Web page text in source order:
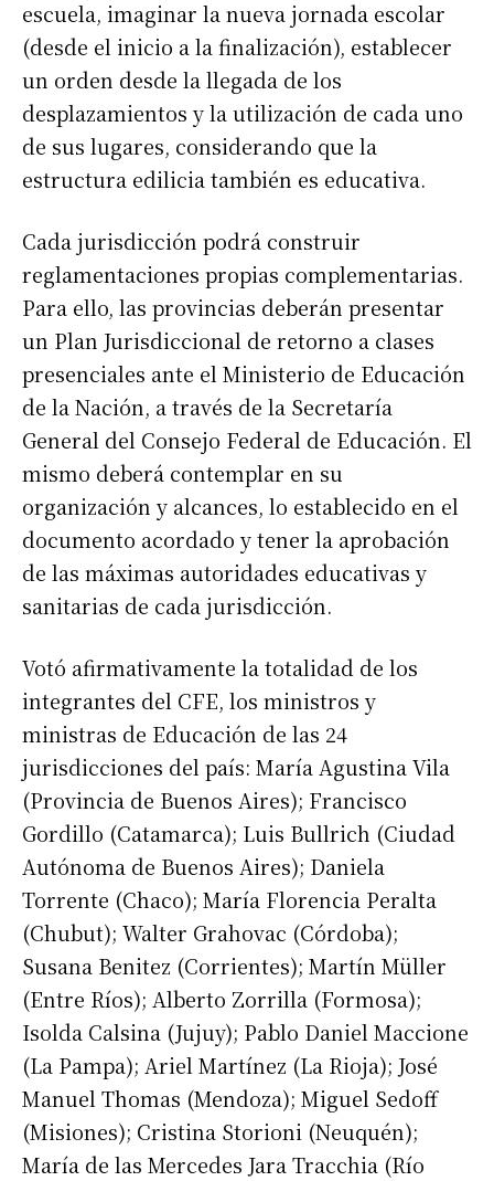
Suscribirme gratis
Dirección de correo electrónico *
Apellidos
Número de teléfono
escuela, imaginar la nueva jornada escolar
(desde el inicio a la finalización), establecer
un orden desde la llegada de los
desplazamientos y la utilización de cada uno
de sus lugares, considerando que la
estructura edilicia también es educativa.
Cada jurisdicción podrá construir
reglamentaciones propias complementarias.
Para ello, las provincias deberán presentar
un Plan Jurisdiccional de retorno a clases
presenciales ante el Ministerio de Educación
de la Nación, a través de la Secretaría
General del Consejo Federal de Educación. El
mismo deberá contemplar en su
organización y alcances, lo establecido en el
documento acordado y tener la aprobación
de las máximas autoridades educativas y
sanitarias de cada jurisdicción.
Votó afirmativamente la totalidad de los
integrantes del CFE, los ministros y
ministras de Educación de las 24
jurisdicciones del país: María Agustina Vila
(Provincia de Buenos Aires); Francisco
Gordillo (Catamarca); Luis Bullrich (Ciudad
Autónoma de Buenos Aires); Daniela
Torrente (Chaco); María Florencia Peralta
(Chubut); Walter Grahovac (Córdoba);
Susana Benitez (Corrientes); Martín Müller
(Entre Ríos); Alberto Zorrilla (Formosa);
Isolda Calsina (Jujuy); Pablo Daniel Maccione
(La Pampa); Ariel Martínez (La Rioja); José
Manuel Thomas (Mendoza); Miguel Sedoff
(Misiones); Cristina Storioni (Neuquén);
María de las Mercedes Jara Tracchia (Río